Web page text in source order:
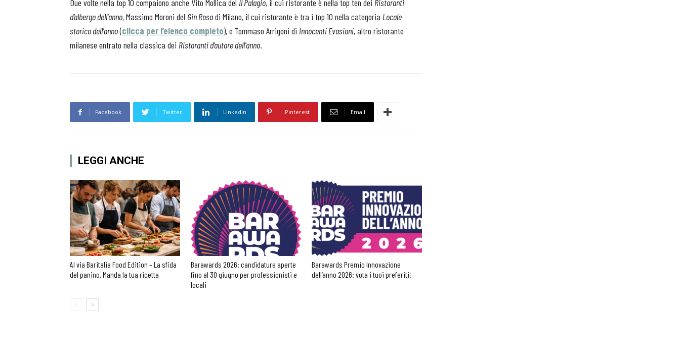
Due volte nella top 10 compaiono anche Vito Mollica del Il Palagio, il cui ristorante è nella top ten dei Ristoranti
d’albergo dell'anno, Massimo Moroni del Gin Rosadi Milano, il cui ristorante è tra i top 10 nella categoria Locale
storico dell'anno(clicca per l’elenco completo), e Tommaso Arrigoni di Innocenti Evasioni, altro ristorante
milanese entrato nella classica dei Ristoranti d’autore dell'anno.
Facebook Twitter Linkedin Pinterest Email
LEGGI ANCHE
Al via Baritalia Food Edition – La sfida
del panino. Manda la tua ricetta
Barawards 2026: candidature aperte
fino al 30 giugno per professionisti e
locali
Barawards Premio Innovazione
dell’anno 2026: vota i tuoi preferiti!